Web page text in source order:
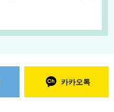
카카오톡